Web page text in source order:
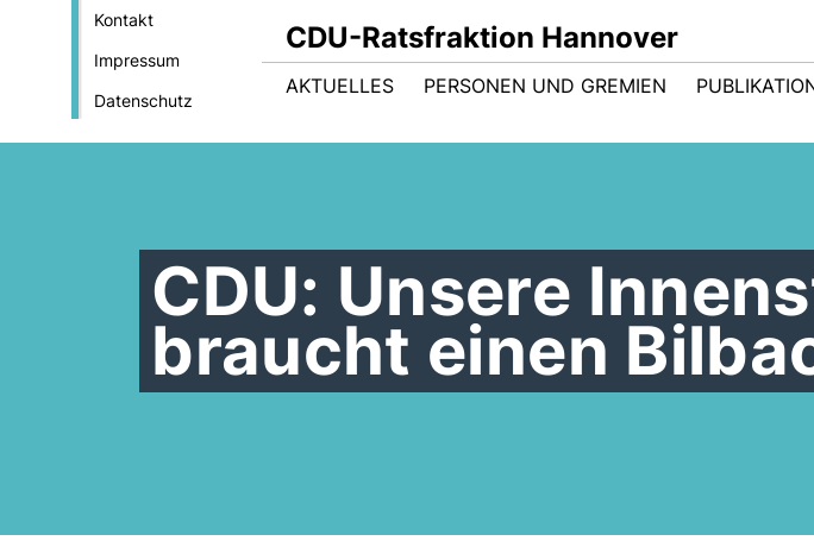
Kontakt
Impressum
Datenschutz
CDU-Ratsfraktion Hannover
AKTUELLES PERSONEN UND GREMIEN
CDU: Unsere
braucht einen